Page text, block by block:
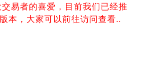
易者的喜爱，目前我们已经推
本，大家可以前往访问查看..